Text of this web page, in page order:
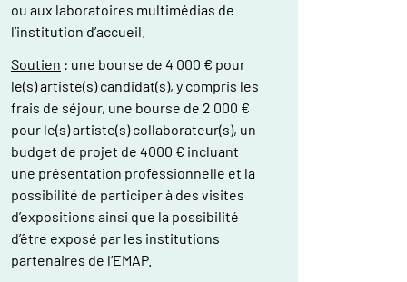
ou aux laboratoires multimédias de
l’institution d’accueil.
Soutien : une bourse de 4 000 € pour
le(s) artiste(s) candidat(s), y compris les
frais de séjour, une bourse de 2 000 €
pour le(s) artiste(s) collaborateur(s), un
budget de projet de 4000 € incluant
une présentation professionnelle et la
possibilité de participer à des visites
d’expositions ainsi que la possibilité
d’être exposé par les institutions
partenaires de l’EMAP.